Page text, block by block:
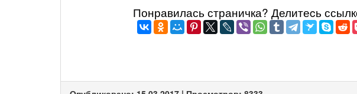
Понравилась страничка? Делитеcь